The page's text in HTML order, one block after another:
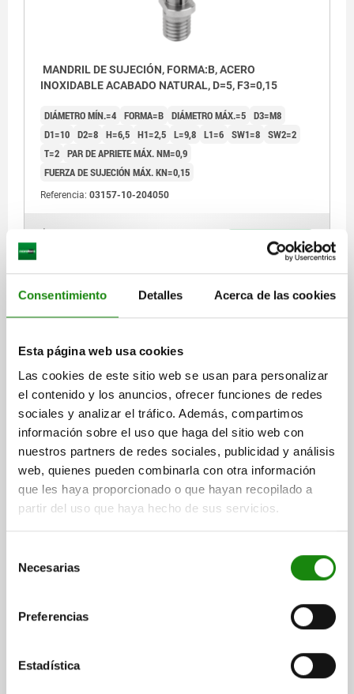
Consentimiento Detalles Acerca de las cookies
Esta página web usa cookies
Las cookies de este sitio web se usan para personalizar
el contenido y los anuncios, ofrecer funciones de redes
sociales y analizar el tráfico. Además, compartimos
información sobre el uso que haga del sitio web con
nuestros partners de redes sociales, publicidad y análisis
web, quienes pueden combinarla con otra información
que les haya proporcionado o que hayan recopilado a
partir del uso que haya hecho de sus servicios.
Necesarias
Preferencias
Estadística
MANDRIL DE SUJECIÓN, FORMA:B, ACERO
INOXIDABLE ACABADO NATURAL, D=5, F3=0,15
DIÁMETRO MÍN.=4 FORMA=B DIÁMETRO MÁX.=5 D3=M8
D1=10 D2=8 H=6,5 H1=2,5 L=9,8 L1=6 SW1=8 SW2=2
T=2 PAR DE APRIETE MÁX. NM=0,9
FUERZA DE SUJECIÓN MÁX. KN=0,15
Referencia: 03157-10-204050
$808.49
DETALLES
03157-10
MANDRIL DE SUJECIÓN, FORMA:B, ACERO
INOXIDABLE ACABADO NATURAL, D=6, F3=0,19
DIÁMETRO MÍN.=5 FORMA=B DIÁMETRO MÁX.=6
D3=M8
D1=12
H=8 H1=2,5 L=9,8 SW1=10
Referencia:
más IVA.
más gastos de envío
DETALLES
03157-10